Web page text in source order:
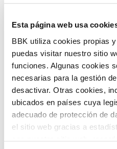
Esta página web usa
BBK utiliza cookies propias
puedas visitar nuestro sitio
funciones. Algunas cookies
necesarias para la gestión
desactivar. Otras cookies,
ubicados en países cuya
adecuado de protección de
el sitio web gracias a
17 18 19
24 25 26 27
1 2 3
TICKETS